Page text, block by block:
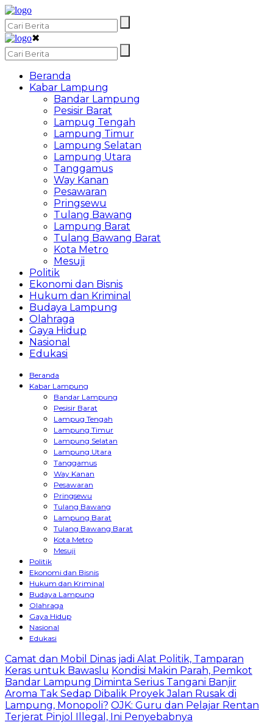
✖
Beranda
Kabar Lampung
Bandar Lampung
Pesisir Barat
Lampug Tengah
Lampung Timur
Lampung Selatan
Lampung Utara
Tanggamus
Way Kanan
Pesawaran
Pringsewu
Tulang Bawang
Lampung Barat
Tulang Bawang Barat
Kota Metro
Mesuji
Politik
Ekonomi dan Bisnis
Hukum dan Kriminal
Budaya Lampung
Olahraga
Gaya Hidup
Nasional
Edukasi
Beranda
Kabar Lampung
Bandar Lampung
Pesisir Barat
Lampug Tengah
Lampung Timur
Lampung Selatan
Lampung Utara
Tanggamus
Way Kanan
Pesawaran
Pringsewu
Tulang Bawang
Lampung Barat
Tulang Bawang Barat
Kota Metro
Mesuji
Politik
Ekonomi dan Bisnis
Hukum dan Kriminal
Budaya Lampung
Olahraga
Gaya Hidup
Nasional
Edukasi
Camat dan Mobil Dinas jadi Alat Politik, Tamparan
Keras untuk Bawaslu Kondisi Makin Parah, Pemkot
Bandar Lampung Diminta Serius Tangani Banjir
Aroma Tak Sedap Dibalik Proyek Jalan Rusak di
Lampung, Monopoli? OJK: Guru dan Pelajar Rentan
Terjerat Pinjol Illegal, Ini Penyebabnya